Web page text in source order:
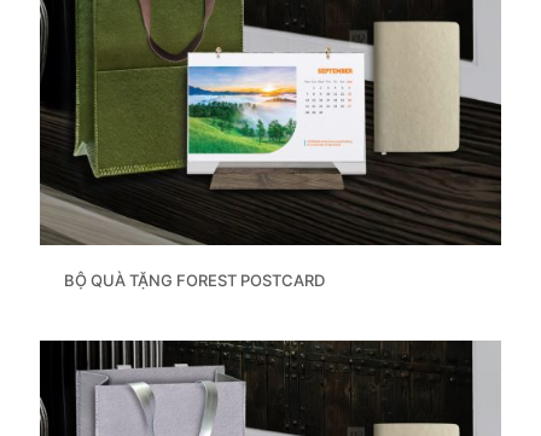
BỘ QUÀ TẶNG FOREST POSTCARD